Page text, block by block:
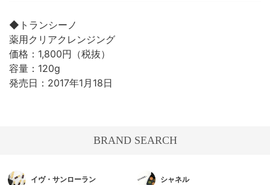
◆トランシーノ
薬用クリアクレンジング
価格：1,800円（税抜）
容量：120g
発売日：2017年1月18日
BRAND SEARCH
イヴ・サンローラン シャネル